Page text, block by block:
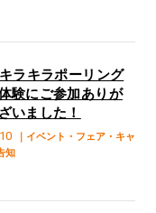
｜イベント・フェア・キャ
知
ラキラポーリング
験にご参加ありが
いました！